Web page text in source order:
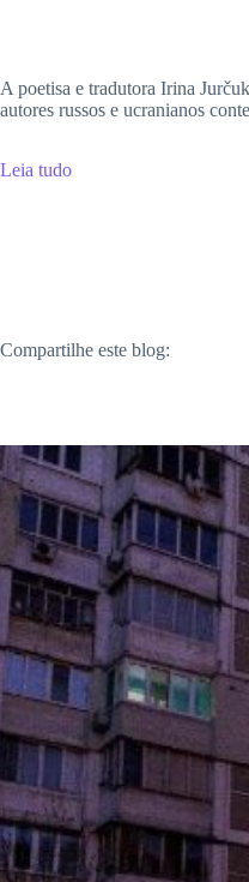
A poetisa e tradutora Irina
autores russos e ucranianos
Leia tudo
Compartilhe este blog: